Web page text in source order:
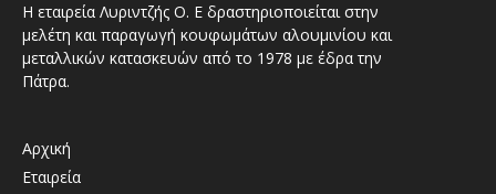
Η εταιρεία Λυριντζής Ο. Ε δραστηριοποιείται στην
μελέτη και παραγωγή κουφωμάτων αλουμινίου και
μεταλλικών κατασκευών από το 1978 με έδρα την
Πάτρα.
Αρχική
Εταιρεία